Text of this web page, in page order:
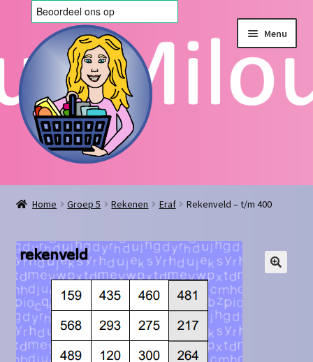
door
naar
navigatie
de
inhoud
Menu
Home
Algemene voorwaarden
Blog
Contact
Home Groep 5 Rekenen Eraf Rekenveld – t/m 400